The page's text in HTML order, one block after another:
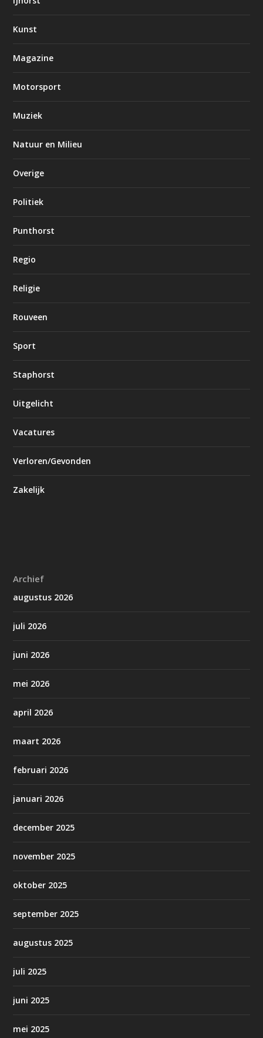
Kunst
Magazine
Motorsport
Muziek
Natuur en Milieu
Overige
Politiek
Punthorst
Regio
Religie
Rouveen
Sport
Staphorst
Uitgelicht
Vacatures
Verloren/Gevonden
Zakelijk
Archief
augustus 2026
juli 2026
juni 2026
mei 2026
april 2026
maart 2026
februari 2026
januari 2026
december 2025
november 2025
oktober 2025
september 2025
augustus 2025
juli 2025
juni 2025
mei 2025